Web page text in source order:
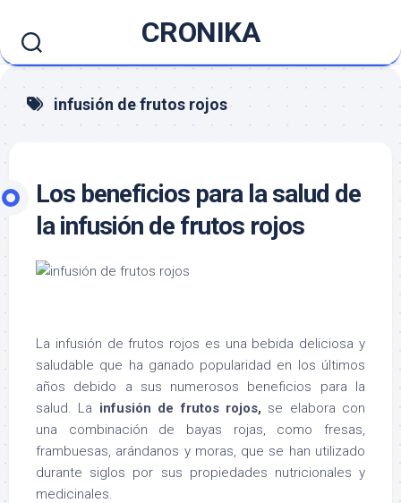
contenido
CRONIKA
infusión de frutos rojos
Los beneficios para la salud de
la infusión de frutos rojos
La infusión de frutos rojos es una bebida deliciosa y
saludable que ha ganado popularidad en los últimos
años debido a sus numerosos beneficios para la
salud. La infusión de frutos rojos, se elabora con
una combinación de bayas rojas, como fresas,
frambuesas, arándanos y moras, que se han utilizado
durante siglos por sus propiedades nutricionales y
medicinales.